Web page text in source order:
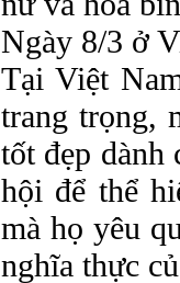
Ngày 8/3 ở
Tại Việt
trang trọng,
tốt đẹp
hội để thể
mà họ yêu
nghĩa thực